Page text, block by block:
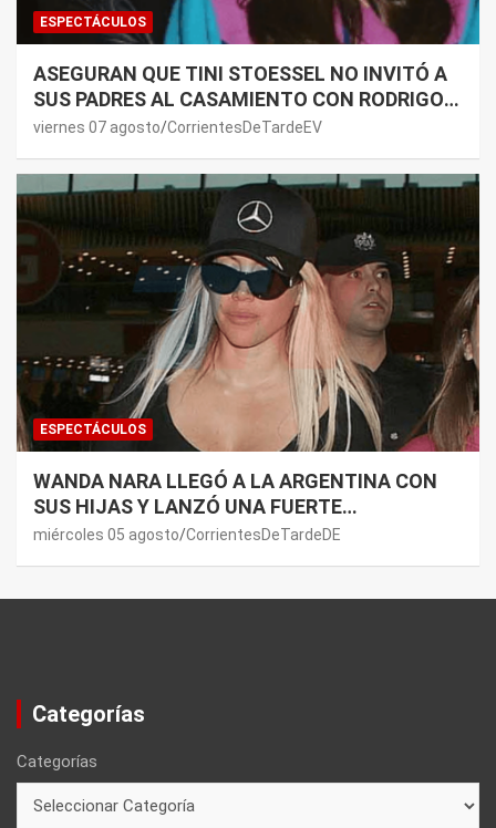
ESPECTÁCULOS
ASEGURAN QUE TINI STOESSEL NO INVITÓ A
SUS PADRES AL CASAMIENTO CON RODRIGO
DE PAUL: LOS MOTIVOS
viernes 07 agosto CorrientesDeTardeEV
ESPECTÁCULOS
WANDA NARA LLEGÓ A LA ARGENTINA CON
SUS HIJAS Y LANZÓ UNA FUERTE
PREMONICIÓN SOBRE MAURO ICARDI
miércoles 05 agosto CorrientesDeTardeDE
Categorías
Categorías